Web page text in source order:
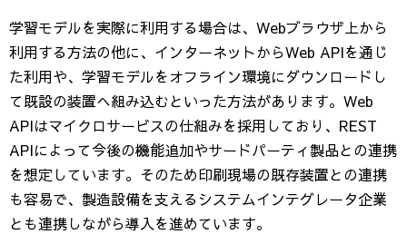
学習モデルを実際に利用する場合は、Webブラウザ上から
利用する方法の他に、インターネットからWeb APIを通じ
た利用や、学習モデルをオフライン環境にダウンロードし
て既設の装置へ組み込むといった方法があります。Web
APIはマイクロサービスの仕組みを採用しており、REST
APIによって今後の機能追加やサードパーティ製品との連携
を想定しています。そのため印刷現場の既存装置との連携
も容易で、製造設備を支えるシステムインテグレータ企業
とも連携しながら導入を進めています。